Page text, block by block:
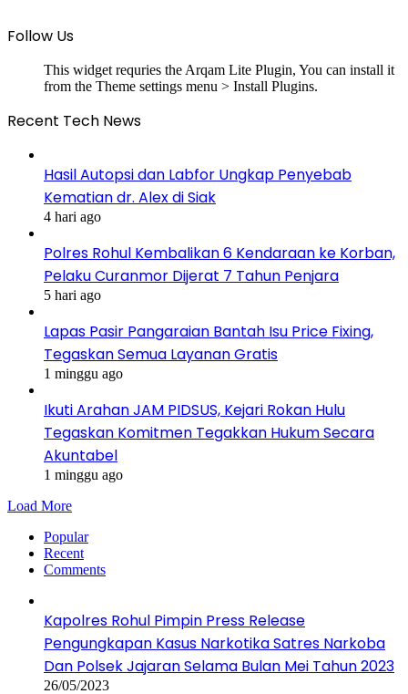
Follow Us
This widget requries the Arqam Lite Plugin, You can install it
from the Theme settings menu > Install Plugins.
Recent Tech News
Hasil Autopsi dan Labfor Ungkap Penyebab
Kematian dr. Alex di Siak
4 hari ago
Polres Rohul Kembalikan 6 Kendaraan ke Korban,
Pelaku Curanmor Dijerat 7 Tahun Penjara
5 hari ago
Lapas Pasir Pangaraian Bantah Isu Price Fixing,
Tegaskan Semua Layanan Gratis
1 minggu ago
Ikuti Arahan JAM PIDSUS, Kejari Rokan Hulu
Tegaskan Komitmen Tegakkan Hukum Secara
Akuntabel
1 minggu ago
Load More
Popular
Recent
Comments
Kapolres Rohul Pimpin Press Release
Pengungkapan Kasus Narkotika Satres Narkoba
Dan Polsek Jajaran Selama Bulan Mei Tahun 2023
26/05/2023